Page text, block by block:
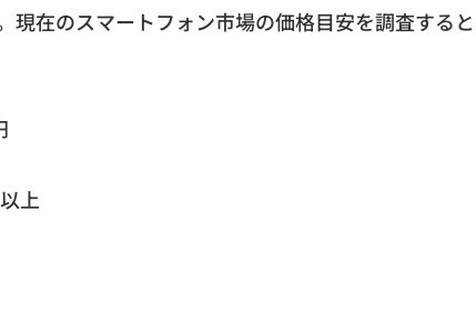
現在のスマートフォン市場の価格目安を調査すると
上